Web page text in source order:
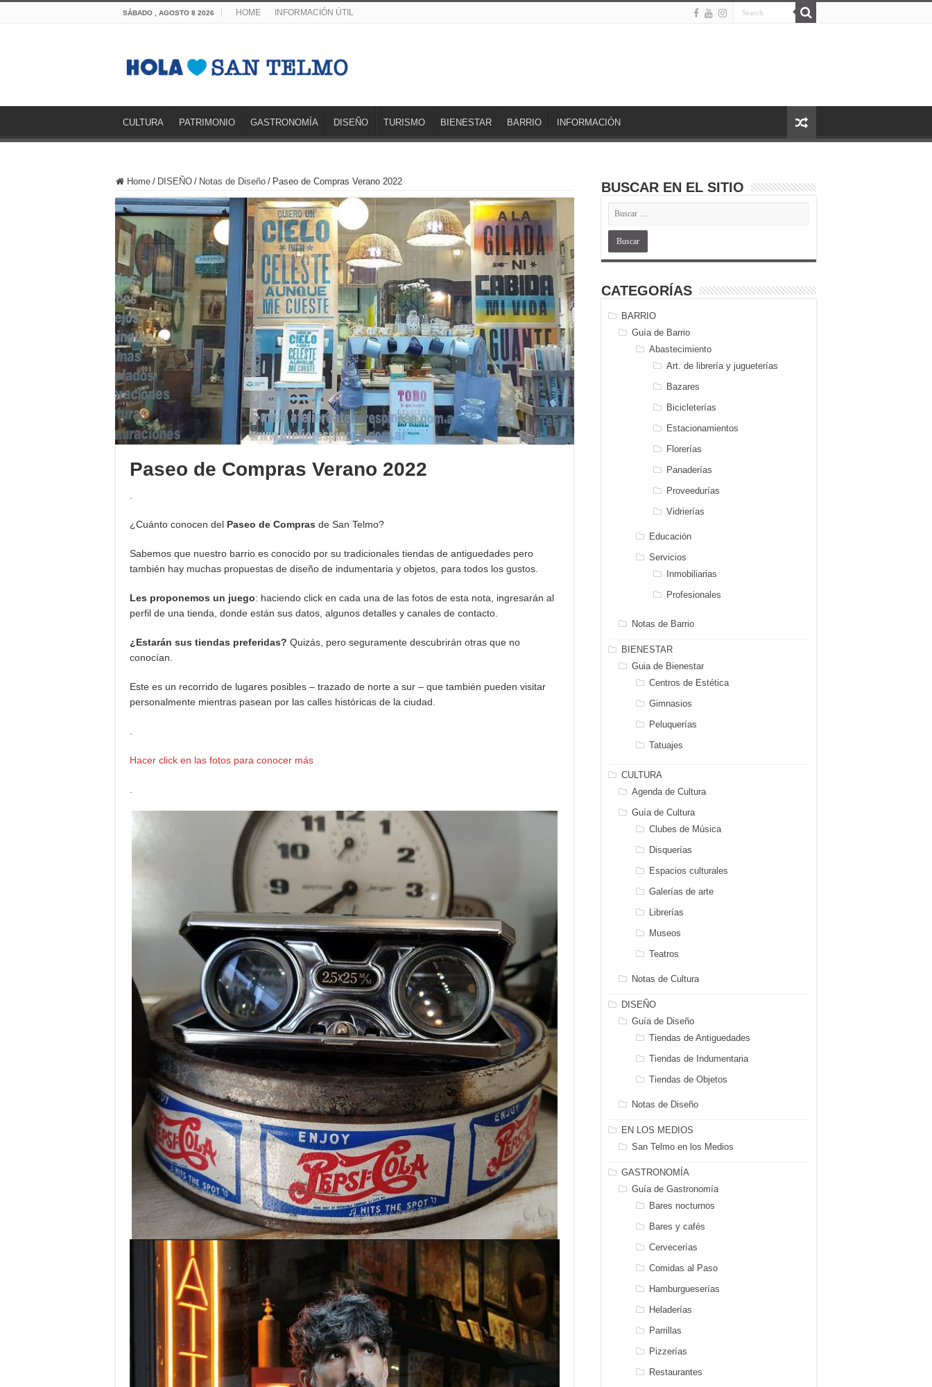
SÁBADO , AGOSTO 8 2026 HOME INFORMACIÓN ÚTIL
CULTURA PATRIMONIO GASTRONOMÍA DISEÑO TURISMO BIENESTAR BARRIO INFORMACIÓN
Home / DISEÑO / Notas de Diseño / Paseo de Compras Verano 2022
Paseo de Compras Verano 2022
.
¿Cuánto conocen del Paseo de Compras de San Telmo?
Sabemos que nuestro barrio es conocido por su tradicionales tiendas de antiguedades pero
también hay muchas propuestas de diseño de indumentaria y objetos, para todos los gustos.
Les proponemos un juego: haciendo click en cada una de las fotos de esta nota, ingresarán al
perfil de una tienda, donde están sus datos, algunos detalles y canales de contacto.
¿Estarán sus tiendas preferidas? Quizás, pero seguramente descubrirán otras que no
conocían.
Este es un recorrido de lugares posibles – trazado de norte a sur – que también pueden visitar
personalmente mientras pasean por las calles históricas de la ciudad.
.
Hacer click en las fotos para conocer más
.
BUSCAR EN EL SITIO
CATEGORÍAS
BARRIO
Guía de Barrio
Abastecimiento
Art. de librería y jugueterías
Bazares
Bicicleterías
Estacionamientos
Florerías
Panaderías
Proveedurías
Vidrierías
Educación
Servicios
Inmobiliarias
Profesionales
Notas de Barrio
BIENESTAR
Guia de Bienestar
Centros de Estética
Gimnasios
Peluquerías
Tatuajes
CULTURA
Agenda de Cultura
Guía de Cultura
Clubes de Música
Disquerías
Espacios culturales
Galerías de arte
Librerías
Museos
Teatros
Notas de Cultura
DISEÑO
Guía de Diseño
Tiendas de Antiguedades
Tiendas de Indumentaria
Tiendas de Objetos
Notas de Diseño
EN LOS MEDIOS
San Telmo en los Medios
GASTRONOMÍA
Guía de Gastronomía
Bares nocturnos
Bares y cafés
Cervecerías
Comidas al Paso
Hamburgueserías
Heladerías
Parrillas
Pizzerías
Restaurantes